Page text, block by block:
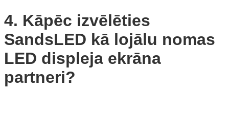
4. Kāpēc izvēlēties
SandsLED kā lojālu nomas
LED displeja ekrāna
partneri?